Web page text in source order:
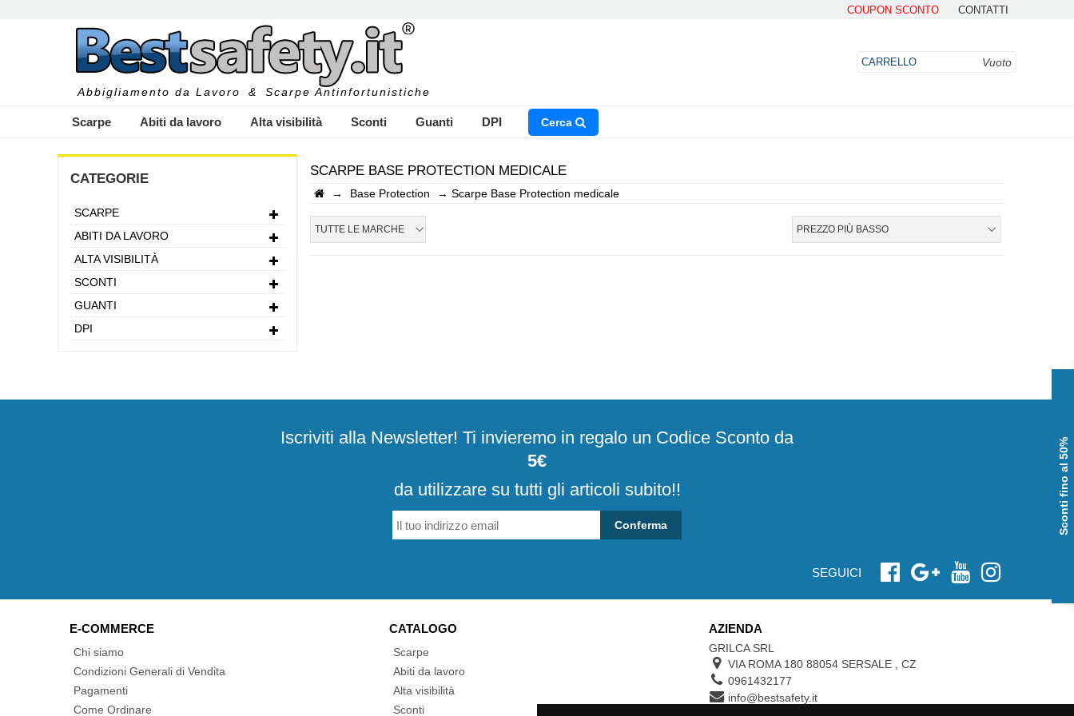
COUPON SCONTO CONTATTI
Abbigliamento da Lavoro & Scarpe Antinfortunistiche
CARRELLO Vuoto
Scarpe Abiti da lavoro Alta visibilità Sconti Guanti DPI Cerca
INSERISCI IL NOME DEL PRODOTTO CHE STAI CERCANDO
CATEGORIE
SCARPE
ABITI DA LAVORO
ALTA VISIBILITÀ
SCONTI
GUANTI
DPI
SCARPE BASE PROTECTION MEDICALE
→ Base Protection → Scarpe Base Protection medicale
TUTTE LE MARCHE PREZZO PIÙ BASSO
Iscriviti alla Newsletter! Ti invieremo in regalo un Codice Sconto da
5€
da utilizzare su tutti gli articoli subito!!
Conferma
SEGUICI
E-COMMERCE
Chi siamo
Condizioni Generali di Vendita
Pagamenti
Come Ordinare
CATALOGO
Scarpe
Abiti da lavoro
Alta visibilità
Sconti
AZIENDA
GRILCA SRL
VIA ROMA 180 88054 SERSALE
CZ
0961432177
info@bestsafety.it
Sconti fino al 50%